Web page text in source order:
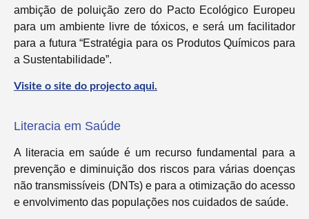
ambição de poluição zero do Pacto Ecológico Europeu
para um ambiente livre de tóxicos, e será um facilitador
para a futura “Estratégia para os Produtos Químicos para
a Sustentabilidade”.
Visite o site do projecto aqui.
Literacia em Saúde
A literacia em saúde é um recurso fundamental para a
prevenção e diminuição dos riscos para várias doenças
não transmissíveis (DNTs) e para a otimização do acesso
e envolvimento das populações nos cuidados de saúde.